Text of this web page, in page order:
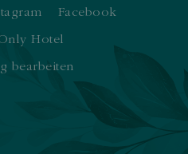
Facebook
Hotel
bearbeiten